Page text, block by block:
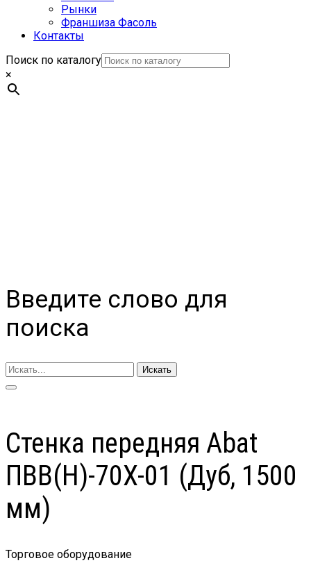
Рынки
Франшиза Фасоль
Контакты
Поиск по каталогу
×
Введите слово для
поиска
Искать
Стенка передняя Abat
ПВВ(Н)-70Х-01 (Дуб, 1500
мм)
Торговое оборудование